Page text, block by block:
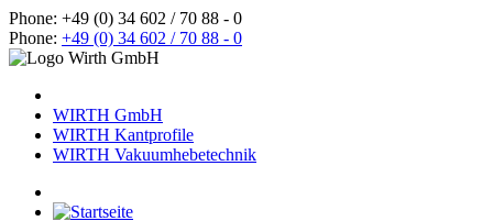
Phone: +49 (0) 34 602 / 70 88 - 0
Phone: +49 (0) 34 602 / 70 88 - 0
WIRTH GmbH
WIRTH Kantprofile
WIRTH Vakuumhebetechnik